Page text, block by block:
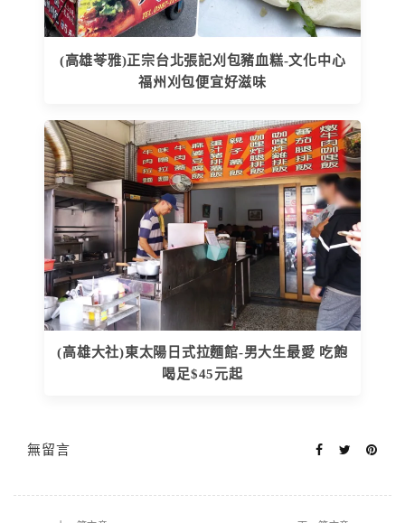
(高雄苓雅)正宗台北張記刈包豬血糕-文化中心
福州刈包便宜好滋味
(高雄大社)東太陽日式拉麵館-男大生最愛 吃飽
喝足$45元起
無留言